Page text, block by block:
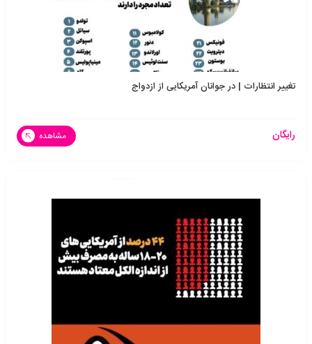
تغییر انتظارات | در جوانان آمریکایی از ازدواج
رایگان مشاهده